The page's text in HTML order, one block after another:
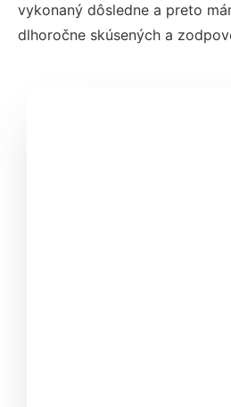
vykonaný dôsledne a preto
dlhoročne skúsených a